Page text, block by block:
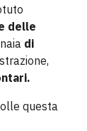
delle
di
questa